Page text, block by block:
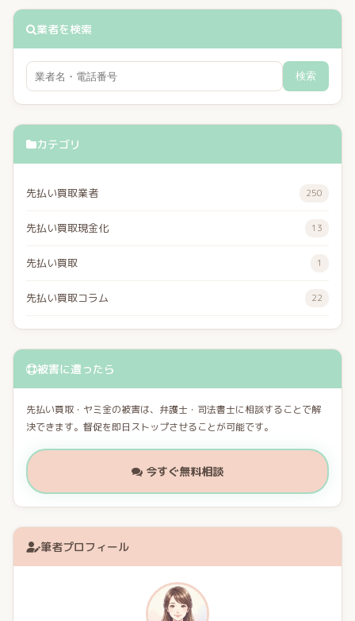
業者を検索
検索
カテゴリ
先払い買取業者 250
先払い買取現金化 13
先払い買取 1
先払い買取コラム 22
被害に遭ったら
先払い買取・ヤミ金の被害は、弁護士・司法書士に相談することで解
決できます。督促を即日ストップさせることが可能です。
今すぐ無料相談
筆者プロフィール